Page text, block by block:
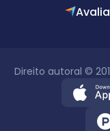
Direito autoral ©